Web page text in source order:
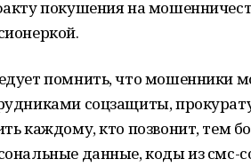
покушения на
помнить, что мошенники
соцзащиты,
каждому, кто позвонит, тем
данные, коды из смс-